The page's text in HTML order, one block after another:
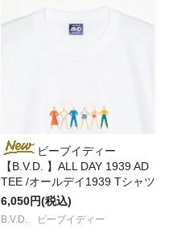
ビーブイディー
【B.V.D. 】ALL DAY 1939 AD
TEE /オールデイ1939 Tシャツ
6,050円(税込)
B.V.D. ビーブイディー